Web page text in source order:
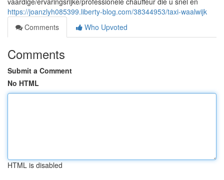
https://joanzlyh085399.liberty-blog.com/38344953/taxi-waalwijk
Comments
Who Upvoted
Comments
Submit a Comment
No HTML
HTML is disabled